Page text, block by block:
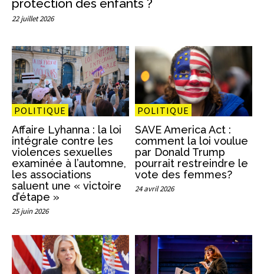
protection des enfants ?
22 juillet 2026
POLITIQUE
Affaire Lyhanna : la loi
intégrale contre les
violences sexuelles
examinée à l’automne,
les associations
saluent une « victoire
d’étape »
25 juin 2026
POLITIQUE
SAVE America Act :
comment la loi voulue
par Donald Trump
pourrait restreindre le
vote des femmes?
24 avril 2026